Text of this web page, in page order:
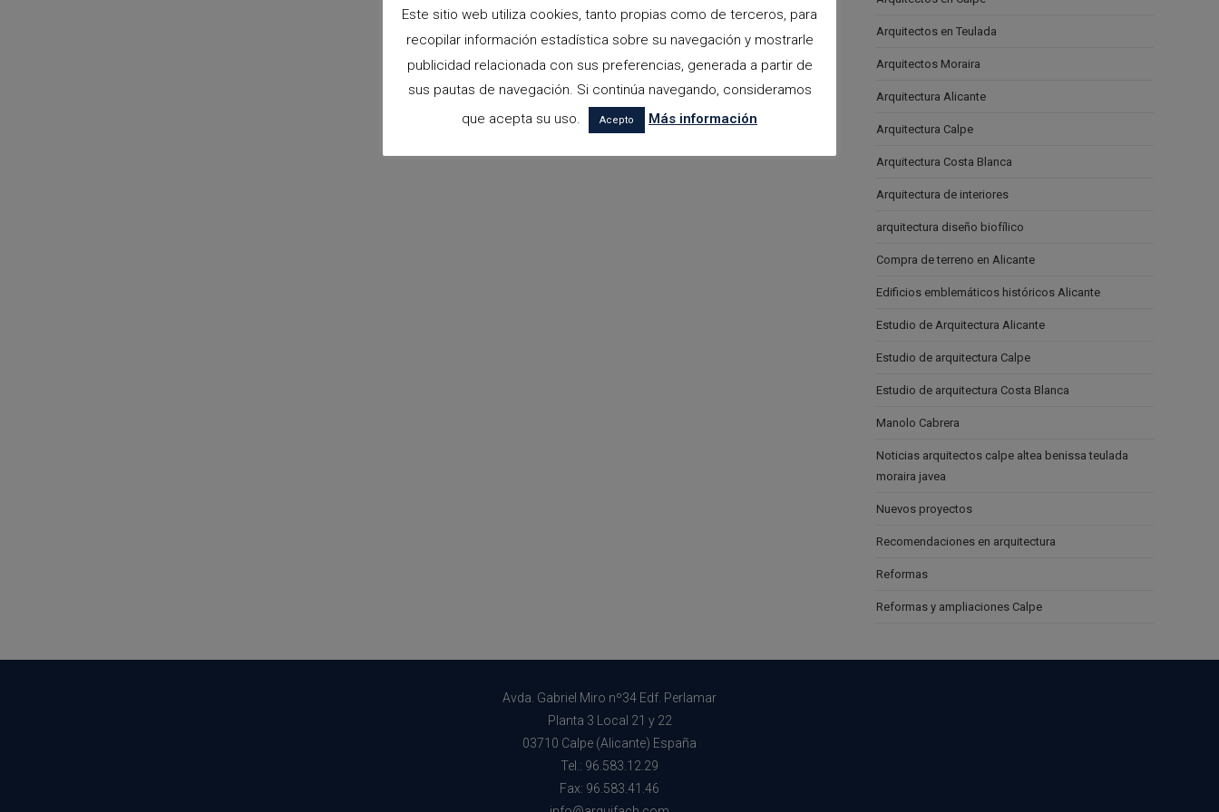
Arquitectos en Teulada
Arquitectos Moraira
Arquitectura Alicante
Arquitectura Calpe
Arquitectura Costa Blanca
Arquitectura de interiores
arquitectura diseño biofílico
Compra de terreno en Alicante
Edificios emblemáticos históricos Alicante
Estudio de Arquitectura Alicante
Estudio de arquitectura Calpe
Estudio de arquitectura Costa Blanca
Manolo Cabrera
Noticias arquitectos calpe altea benissa teulada
moraira javea
Nuevos proyectos
Recomendaciones en arquitectura
Reformas
Reformas y ampliaciones Calpe
Avda. Gabriel Miro nº34 Edf. Perlamar
Planta 3 Local 21 y 22
03710 Calpe (Alicante) España
Tel.: 96.583.12.29
Fax: 96.583.41.46
Este sitio web utiliza cookies, tanto propias como de terceros, para
recopilar información estadística sobre su navegación y mostrarle
publicidad relacionada con sus preferencias, generada a partir de
sus pautas de navegación. Si continúa navegando, consideramos
que acepta su uso.
Acepto Más información